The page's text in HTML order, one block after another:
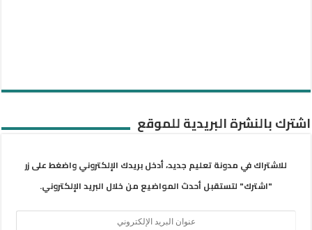
اشترك بالنشرة البريدية للموقع
للاشتراك في مدونة تعليم جديد، أدخل بريدك الإلكتروني واضغط على زر
"اشترك" لتستقبل أحدث المواضيع من خلال البريد الإلكتروني.